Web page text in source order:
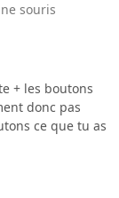
souris
+ les boutons
donc pas
ce que tu as